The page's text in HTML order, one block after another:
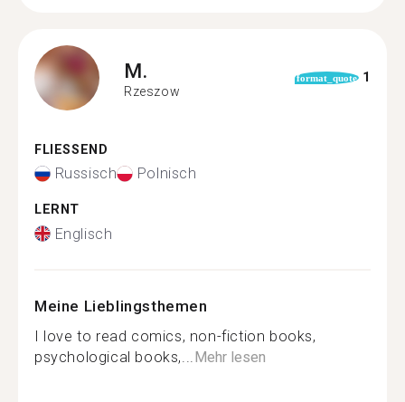
M.
Rzeszow
format_quote 1
FLIESSEND
Russisch Polnisch
LERNT
Englisch
Meine Lieblingsthemen
I love to read comics, non-fiction books,
psychological books,... Mehr lesen